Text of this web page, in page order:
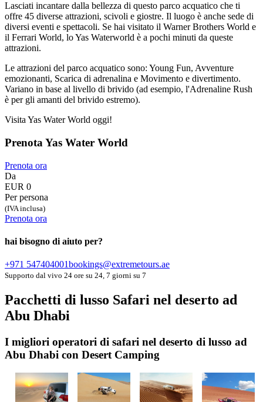
Lasciati incantare dalla bellezza di questo parco acquatico che ti
offre 45 diverse attrazioni, scivoli e giostre. Il luogo è anche sede di
diversi eventi e spettacoli. Se hai visitato il Warner Brothers World e
il Ferrari World, lo Yas Waterworld è a pochi minuti da queste
attrazioni.
Le attrazioni del parco acquatico sono: Young Fun, Avventure
emozionanti, Scarica di adrenalina e Movimento e divertimento.
Variano in base al livello di brivido (ad esempio, l'Adrenaline Rush
è per gli amanti del brivido estremo).
Visita Yas Water World oggi!
Prenota Yas Water World
Prenota ora
Da
EUR 0
Per persona
(IVA inclusa)
Prenota ora
hai bisogno di aiuto per?
+971 547404001bookings@extremetours.ae
Supporto dal vivo 24 ore su 24, 7 giorni su 7
Pacchetti di lusso Safari nel deserto ad
Abu Dhabi
I migliori operatori di safari nel deserto di lusso ad
Abu Dhabi con Desert Camping